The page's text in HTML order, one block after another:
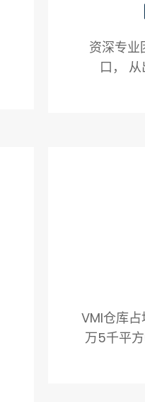
资深专业
口，
VMI仓库
万5千平